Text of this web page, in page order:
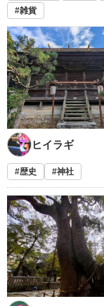
雑貨
ヒイラギ
歴史 神社